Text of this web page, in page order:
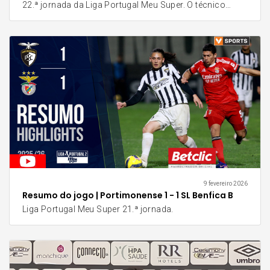
22.ª jornada da Liga Portugal Meu Super. O técnico
com o Sporting para mostrar que somos ambiciosos e
que queremos trazer de lá a vitória", afirmou. O jogo
está agendado para este domingo, 15 de fevereiro, às
11H00, no Estádio Aurélio Pereira, em Alcochete.
9 fevereiro 2026
Resumo do jogo | Portimonense 1 - 1 SL Benfica B
Liga Portugal Meu Super 21.ª jornada.